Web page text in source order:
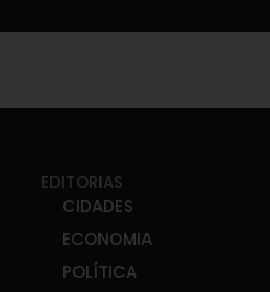
EDITORIAS
CIDADES
ECONOMIA
POLÍTICA